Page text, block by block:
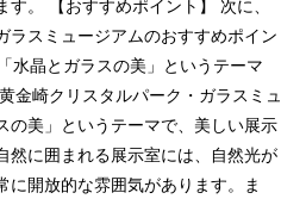
。 【おすすめポイント】 次に、
ラスミュージアムのおすすめポイン
水晶とガラスの美」というテーマ
金崎クリスタルパーク・ガラスミュ
の美」というテーマで、美しい展示
然に囲まれる展示室には、自然光が
に開放的な雰囲気があります。ま